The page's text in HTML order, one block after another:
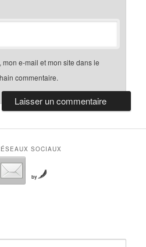
mon e-mail et mon site dans le
commentaire.
SOCIAUX
by